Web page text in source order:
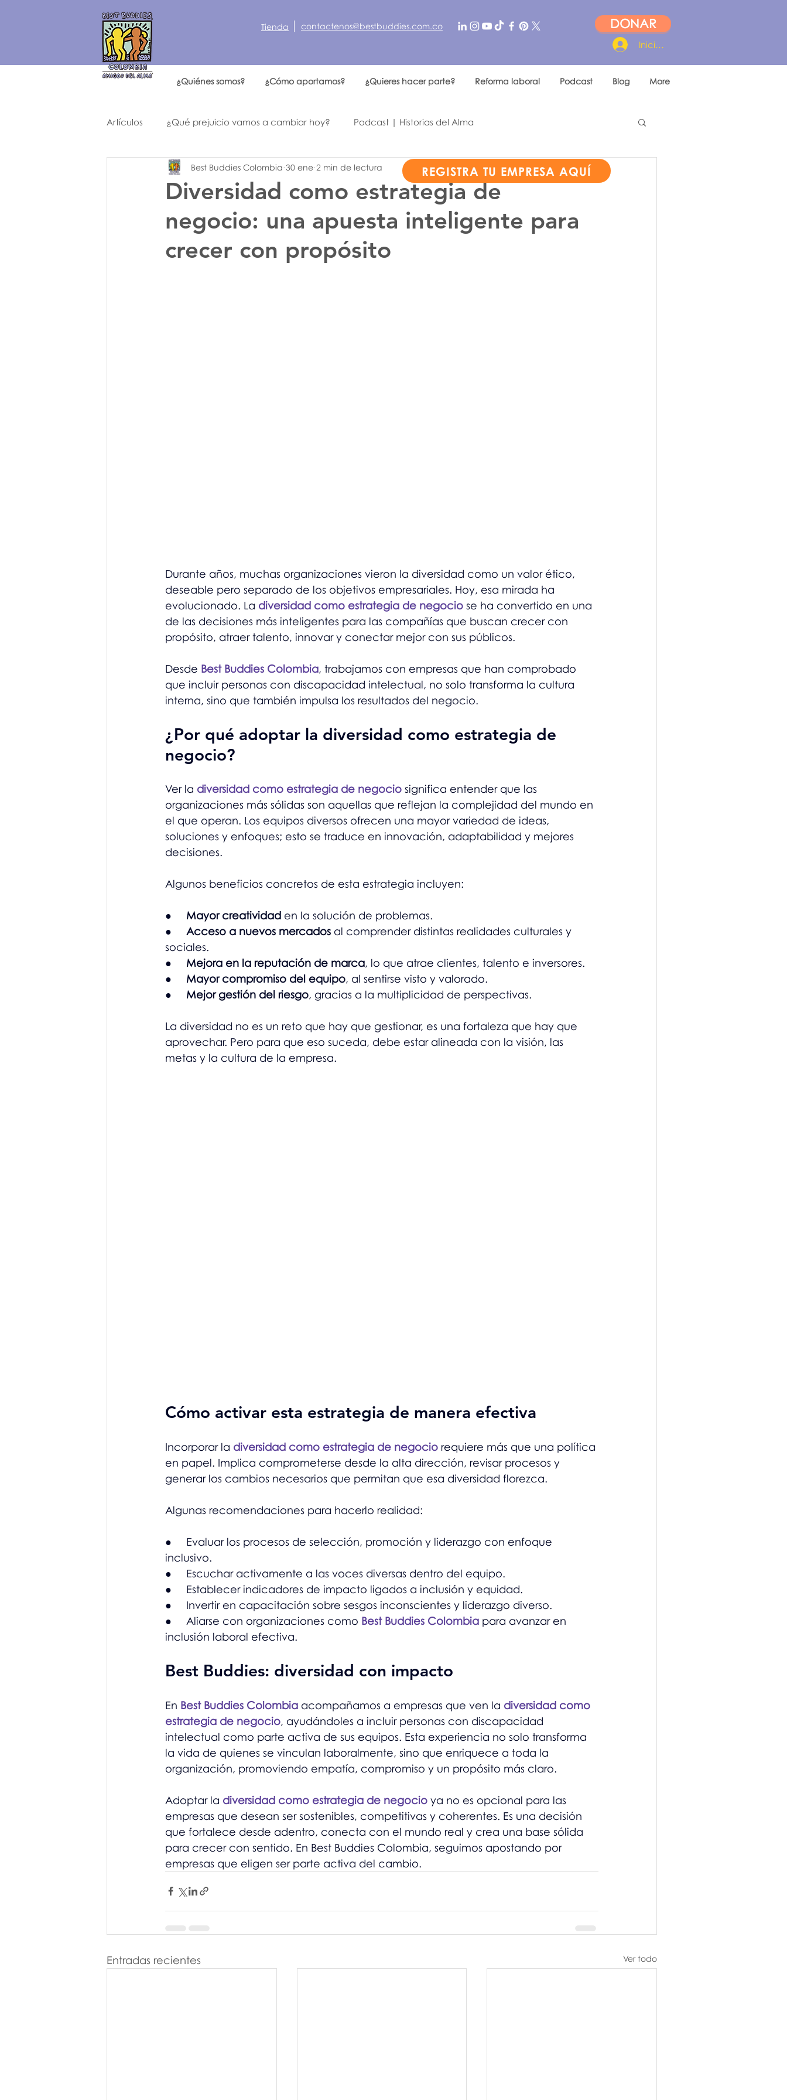
Tienda contactenos@bestbuddies.com.co DONAR
Iniciar sesión
¿Quiénes somos? ¿Cómo aportamos? ¿Quieres hacer parte? Reforma laboral Podcast Blog More
Artículos ¿Qué prejuicio vamos a cambiar hoy? Podcast | Historias del Alma
Historia de un año como ningún otro
Diversidad como estrategia de
negocio: una apuesta inteligente para
crecer con propósito
Best Buddies Colombia 30 ene 2 min de lectura
Durante años, muchas organizaciones vieron la diversidad como un valor ético,
deseable pero separado de los objetivos empresariales. Hoy, esa mirada ha
evolucionado. La diversidad como estrategia de negocio se ha convertido en una
de las decisiones más inteligentes para las compañías que buscan crecer con
propósito, atraer talento, innovar y conectar mejor con sus públicos.
Desde Best Buddies Colombia, trabajamos con empresas que han comprobado
que incluir personas con discapacidad intelectual, no solo transforma la cultura
interna, sino que también impulsa los resultados del negocio.
¿Por qué adoptar la diversidad como estrategia de
negocio?
Ver la diversidad como estrategia de negocio significa entender que las
organizaciones más sólidas son aquellas que reflejan la complejidad del mundo en
el que operan. Los equipos diversos ofrecen una mayor variedad de ideas,
soluciones y enfoques; esto se traduce en innovación, adaptabilidad y mejores
decisiones.
Algunos beneficios concretos de esta estrategia incluyen:
● Mayor creatividad en la solución de problemas.
● Acceso a nuevos mercados al comprender distintas realidades culturales y
sociales.
● Mejora en la reputación de marca, lo que atrae clientes, talento e inversores.
● Mayor compromiso del equipo, al sentirse visto y valorado.
● Mejor gestión del riesgo, gracias a la multiplicidad de perspectivas.
La diversidad no es un reto que hay que gestionar, es una fortaleza que hay que
aprovechar. Pero para que eso suceda, debe estar alineada con la visión, las
metas y la cultura de la empresa.
Cómo activar esta estrategia de manera efectiva
Incorporar la diversidad como estrategia de negocio requiere más que una política
en papel. Implica comprometerse desde la alta dirección, revisar procesos y
generar los cambios necesarios que permitan que esa diversidad florezca.
Algunas recomendaciones para hacerlo realidad:
●     Evaluar los procesos de selección, promoción y liderazgo con enfoque
inclusivo.
●     Escuchar activamente a las voces diversas dentro del equipo.
●     Establecer indicadores de impacto ligados a inclusión y equidad.
●     Invertir en capacitación sobre sesgos inconscientes y liderazgo diverso.
●     Aliarse con organizaciones como Best Buddies Colombia para avanzar en
inclusión laboral efectiva.
Best Buddies: diversidad con impacto
En Best Buddies Colombia acompañamos a empresas que ven la diversidad como
estrategia de negocio, ayudándoles a incluir personas con discapacidad
intelectual como parte activa de sus equipos. Esta experiencia no solo transforma
la vida de quienes se vinculan laboralmente, sino que enriquece a toda la
organización, promoviendo empatía, compromiso y un propósito más claro.
Adoptar la diversidad como estrategia de negocio ya no es opcional para las
empresas que desean ser sostenibles, competitivas y coherentes. Es una decisión
que fortalece desde adentro, conecta con el mundo real y crea una base sólida
para crecer con sentido. En Best Buddies Colombia, seguimos apostando por
empresas que eligen ser parte activa del cambio.
Entradas recientes Ver todo
REGISTRA TU EMPRESA AQUÍ